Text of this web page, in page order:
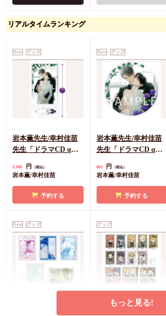
発売記念グッズ
発売記念グッズ
リアルタイムランキング
New グッズ
岩本薫先生/幸村佳苗
先生「ドラマCD αの
BIGアクリルスタンド
3,960 円 （税込）
岩本薫/幸村佳苗
予約する
New グッズ
岩本薫先生/幸村佳苗
先生「ドラマCD αの
クリルコースター
660 円 （税込）
岩本薫/幸村佳苗
予約する
New グッズ グッズ
もっと見る!